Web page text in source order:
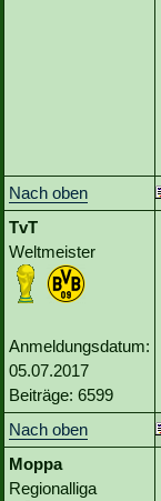
Nach oben
TvT
Weltmeister
Anmeldungsdatum:
05.07.2017
Beiträge: 6599
Nach oben
Moppa
Regionalliga